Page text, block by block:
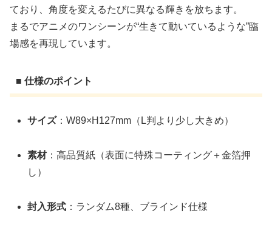
ており、角度を変えるたびに異なる輝きを放ちます。
まるでアニメのワンシーンが“生きて動いているような”臨
場感を再現しています。
■ 仕様のポイント
サイズ：W89×H127mm（L判より少し大きめ）
素材：高品質紙（表面に特殊コーティング＋金箔押
し）
封入形式 ：ランダム8種、ブラインド仕様